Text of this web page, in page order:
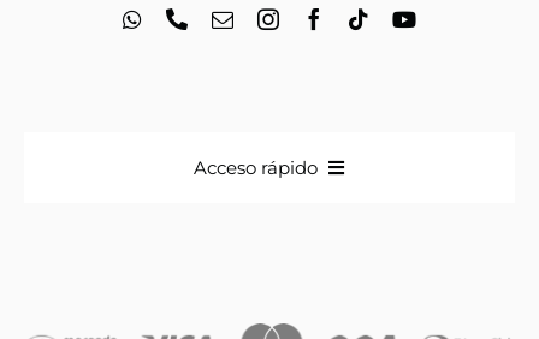
Acceso rápido
Iniciales